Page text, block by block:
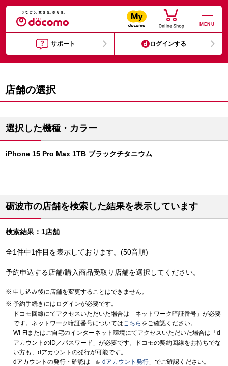
MENU
サポート ログインする
店舗の選択
選択した機種・カラー
iPhone 15 Pro Max 1TB ブラックチタニウム
砺波市の店舗を検索した結果を表示しています
検索結果：1店舗
全1件中1件目を表示しております。(50音順)
予約申込する店舗/購入商品受取り店舗を選択してください。
申し込み後に店舗を変更することはできません。
予約手続きにはログインが必要です。
ドコモ回線にてアクセスいただいた場合は「ネットワーク暗証番号」が必要
です。ネットワーク暗証番号についてはこちら をご確認ください。
Wi-Fiまたはご自宅のインターネット環境にてアクセスいただいた場合は「d
アカウントのID／パスワード」が必要です。ドコモの契約回線をお持ちでな
い方も、dアカウントの発行が可能です。
dアカウントの発行・確認は「
dアカウント発行 」でご確認ください。